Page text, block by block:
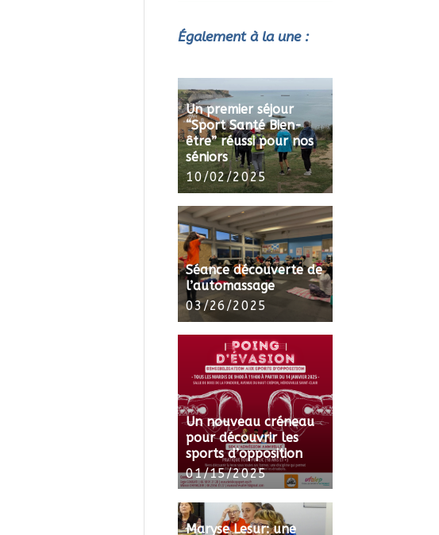
Également à la une :
Un premier séjour
“Sport Santé Bien-
être” réussi pour nos
séniors
10/02/2025
Séance découverte de
l’automassage
03/26/2025
Un nouveau créneau
pour découvrir les
sports d’opposition
01/15/2025
Maryse Lesur: une